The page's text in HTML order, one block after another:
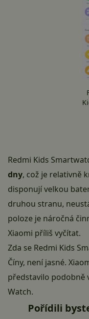
Redmi Kids
dny, což je relativně
disponují velkou
druhou stranu,
poloze je náročná
Xiaomi příliš vyčítat.
Zda se Redmi Kids
Číny, není jasné.
představilo podobně
Watch.
Pořídili